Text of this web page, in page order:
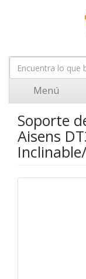
Menú
Soporte
Aisens